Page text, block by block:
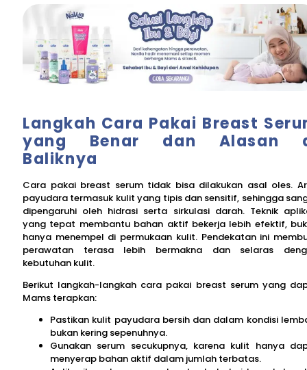
Langkah Cara Pakai Breast
yang Benar dan Alasan
Baliknya
Cara pakai breast serum tidak bisa dilakukan asal oles.
payudara termasuk kulit yang tipis dan sensitif, sehingga
dipengaruhi oleh hidrasi serta sirkulasi darah. Teknik
yang tepat membantu bahan aktif bekerja lebih efektif,
hanya menempel di permukaan kulit. Pendekatan ini
perawatan terasa lebih bermakna dan selaras
kebutuhan kulit.
Berikut langkah-langkah cara pakai breast serum yang
Mams terapkan:
Pastikan kulit payudara bersih dan dalam kondisi
bukan kering sepenuhnya.
Gunakan serum secukupnya, karena kulit hanya
menyerap bahan aktif dalam jumlah terbatas.